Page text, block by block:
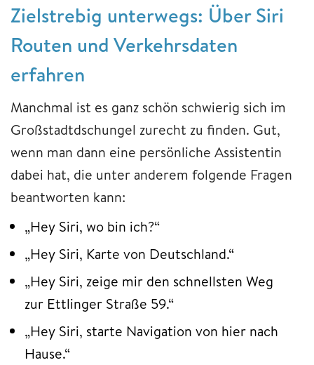
Zielstrebig unterwegs: Über Siri
Routen und Verkehrsdaten
erfahren
Manchmal ist es ganz schön schwierig sich im
Großstadtdschungel zurecht zu finden. Gut,
wenn man dann eine persönliche Assistentin
dabei hat, die unter anderem folgende Fragen
beantworten kann:
„Hey Siri, wo bin ich?“
„Hey Siri, Karte von Deutschland.“
„Hey Siri, zeige mir den schnellsten Weg
zur Ettlinger Straße 59.“
„Hey Siri, starte Navigation von hier nach
Hause.“